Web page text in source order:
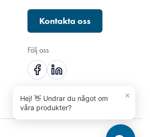
Kontakta oss
Följ oss
Hej! 👋 Undrar du något om
våra produkter?
×